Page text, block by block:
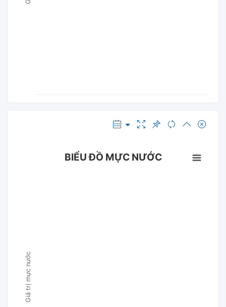
Giá trị mực nước
BIỂU ĐỒ MỰC NƯỚC